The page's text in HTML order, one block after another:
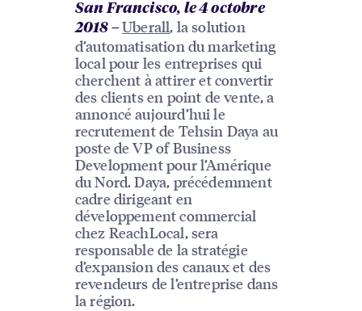
San Francisco, le 4 octobre
2018 –Uberall, la solution
d’automatisation du marketing
local pour les entreprises qui
cherchent à attirer et convertir
des clients en point de vente, a
annoncé aujourd’hui le
recrutement de Tehsin Daya au
poste de VP of Business
Development pour l’Amérique
du Nord. Daya, précédemment
cadre dirigeant en
développement commercial
chez ReachLocal, sera
responsable de la stratégie
d’expansion des canaux et des
revendeurs de l’entreprise dans
la région.